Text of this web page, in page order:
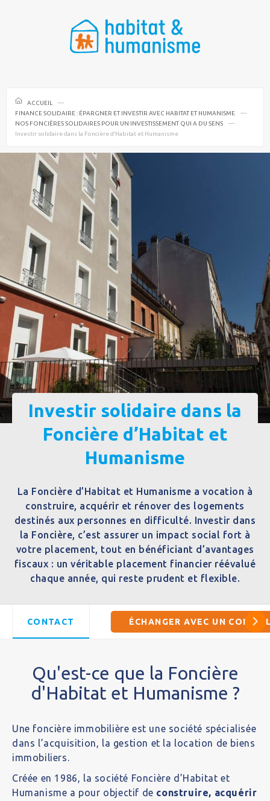
ACCUEIL
FINANCE SOLIDAIRE : ÉPARGNER ET INVESTIR AVEC HABITAT ET HUMANISME
NOS FONCIÈRES SOLIDAIRES POUR UN INVESTISSEMENT QUI A DU SENS
Investir solidaire dans la Foncière d’Habitat et Humanisme
Investir solidaire dans la
Foncière d’Habitat et
Humanisme
La Foncière d’Habitat et Humanisme a vocation à
construire, acquérir et rénover des logements
destinés aux personnes en difficulté. Investir dans
la Foncière, c’est assurer un impact social fort à
votre placement, tout en bénéficiant d’avantages
fiscaux : un véritable placement financier réévalué
chaque année, qui reste prudent et flexible.
CONTACT ÉCHANGER AVEC UN
Qu'est-ce que la Foncière
d'Habitat et Humanisme ?
Une foncière immobilière est une société spécialisée
dans l’acquisition, la gestion et la location de biens
immobiliers.
Créée en 1986, la société Foncière d’Habitat et
Humanisme a pour objectif de construire, acquérir